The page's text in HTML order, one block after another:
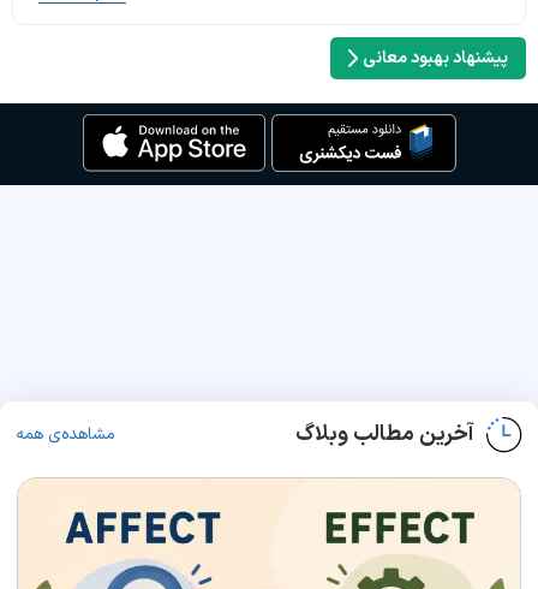
پیشنهاد بهبود معانی
آخرین مطالب وبلاگ مشاهده‌ی همه